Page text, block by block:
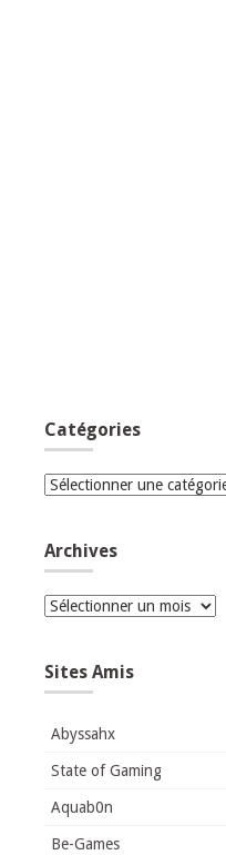
Catégories
Catégories
Archives
Archives
Sites Amis
Abyssahx
State of Gaming
Aquab0n
Be-Games